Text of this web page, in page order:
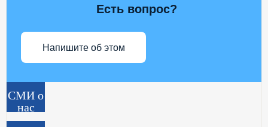
Есть вопрос?
Напишите об этом
СМИ о
нас